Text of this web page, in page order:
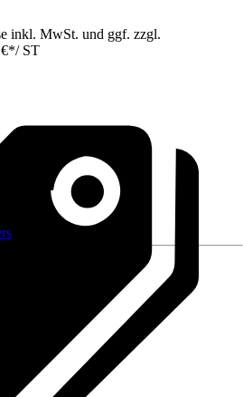
inkl. MwSt. und ggf. zzgl.
*/ ST